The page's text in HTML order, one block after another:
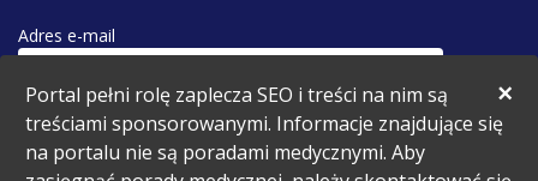
×
Portal pełni rolę zaplecza SEO i treści na nim są
treściami sponsorowanymi. Informacje znajdujące się
na portalu nie są poradami medycznymi. Aby
Adres e-mail